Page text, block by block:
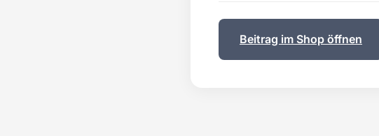
Beitrag im Shop öffnen